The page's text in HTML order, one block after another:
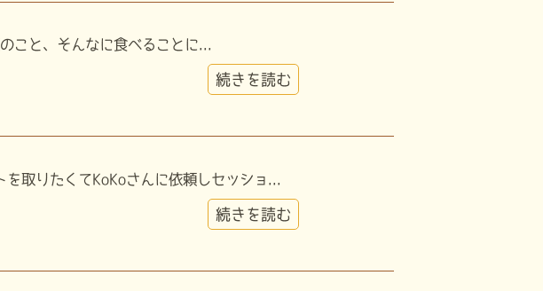
こと、そんなに食べることに...
続きを読む
取りたくてKoKoさんに依頼しセッショ...
続きを読む